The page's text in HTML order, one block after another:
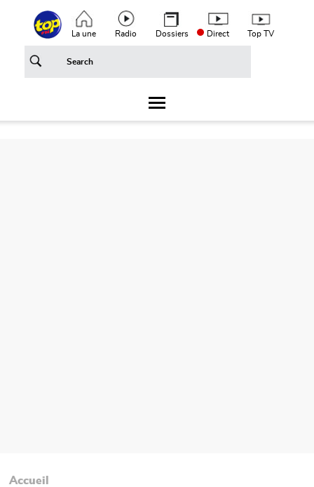
Aller au contenu principalTop header menu
La une Radio Dossiers Direct Top TV
Accueil